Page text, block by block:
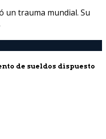
un trauma mundial. Su
de sueldos dispuesto